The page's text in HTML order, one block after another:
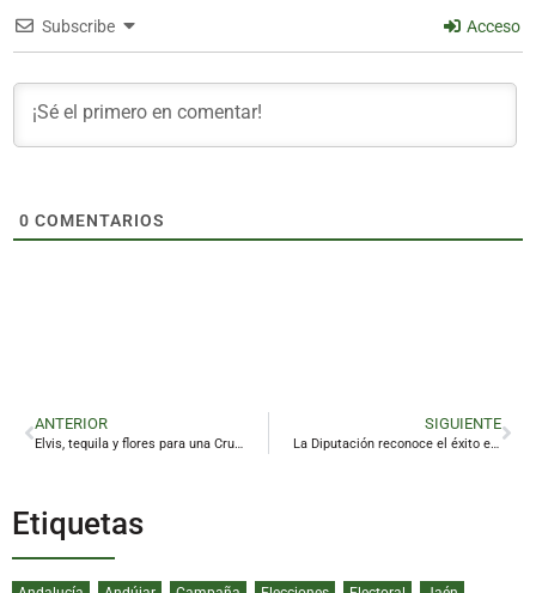
Subscribe Acceso
0 COMENTARIOS
ANTERIOR
Elvis, tequila y flores para una Cruz de Mayo de lo más genuina en pleno centro de Linares
SIGUIENTE
La Diputación reconoce el éxito europeo del tenis de mesa femenino de Linares
Etiquetas